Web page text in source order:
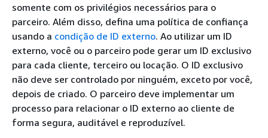
somente com os privilégios necessários para o
parceiro. Além disso, defina uma política de confiança
usando a condição de ID externo. Ao utilizar um ID
externo, você ou o parceiro pode gerar um ID exclusivo
para cada cliente, terceiro ou locação. O ID exclusivo
não deve ser controlado por ninguém, exceto por você,
depois de criado. O parceiro deve implementar um
processo para relacionar o ID externo ao cliente de
forma segura, auditável e reproduzível.